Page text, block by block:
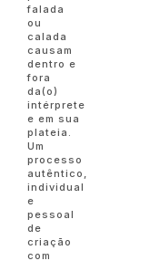
falada
ou
calada
causam
dentro e
fora
da(o)
intérprete
e em sua
plateia.
Um
processo
autêntico,
individual
e
pessoal
de
criação
com